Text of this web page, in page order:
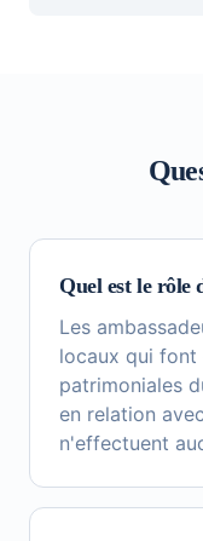
Quel est le rôle
Les
locaux qui font
patrimoniales
en relation
n'effectuent